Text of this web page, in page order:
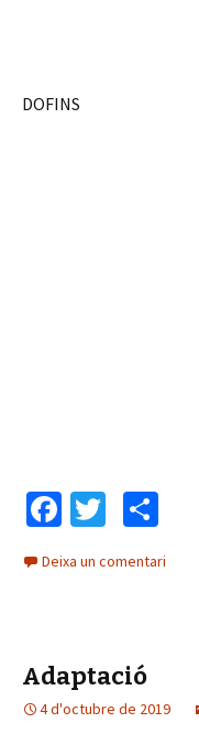
DOFINS
Fa
b
k
T
tt
o
m
ix
Deixa un comentari
Adaptació
4 d'octubre de 2019